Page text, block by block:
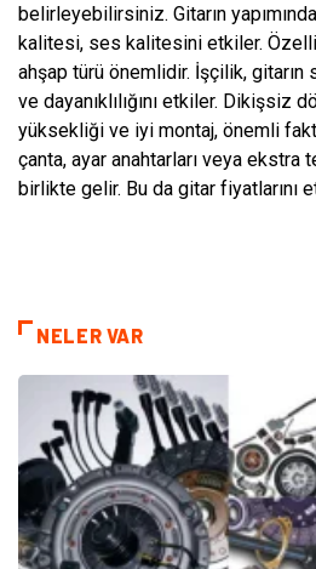
belirleyebilirsiniz. Gitarın
kalitesi, ses kalitesini etkiler.
ahşap türü önemlidir. İşçilik, gitarın
ve dayanıklılığını etkiler. Dikişsiz
yüksekliği ve iyi montaj, önemli
çanta, ayar anahtarları veya
birlikte gelir. Bu da gitar fiyatlarını
NELER VAR